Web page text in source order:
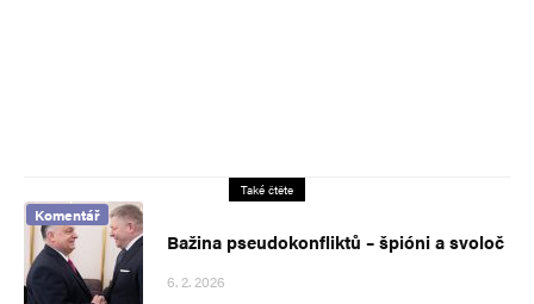
Také čtěte
Komentář
Bažina pseudokonfliktů – špióni a svoloč
6. 2. 2026